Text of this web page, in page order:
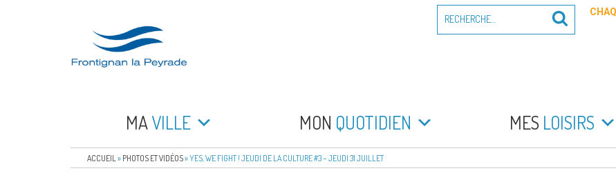
FRONTIGNAN LA PEYRADE
pour
Recherche
MAVILLE MON QUOTIDIEN MES LOISIRS
ACCUEIL » PHOTOS ET VIDÉOS»YES, WE FIGHT ! JEUDI DE LA CULTURE #3 – JEUDI 31 JUILLET